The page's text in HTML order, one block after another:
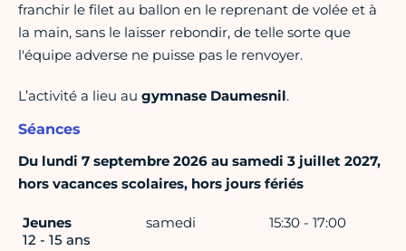
franchir le filet au ballon en le reprenant de volée et à
la main, sans le laisser rebondir, de telle sorte que
l'équipe adverse ne puisse pas le renvoyer.
L’activité a lieu au gymnase Daumesnil.
Séances
Du lundi 7 septembre 2026 au samedi 3 juillet 2027,
hors vacances scolaires, hors jours fériés
Jeunes
12 - 15 ans
samedi 15:30 - 17:00